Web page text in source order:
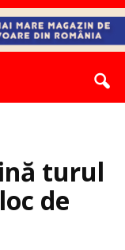
turul
de